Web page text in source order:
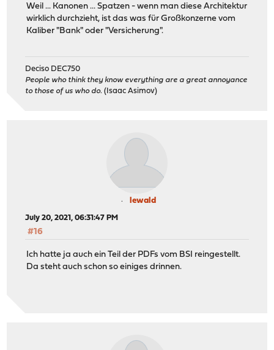
Weil ... Kanonen ... Spatzen - wenn man diese Architektur
wirklich durchzieht, ist das was für Großkonzerne vom
Kaliber "Bank" oder "Versicherung".
Deciso DEC750
People who think they know everything are a great annoyance
to those of us who do. (Isaac Asimov)
lewald
July 20, 2021, 06:31:47 PM
#16
Ich hatte ja auch ein Teil der PDFs vom BSI reingestellt.
Da steht auch schon so einiges drinnen.